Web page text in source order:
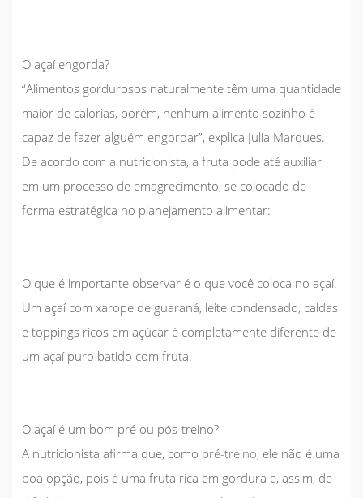
O açaí engorda?
“Alimentos gordurosos naturalmente têm uma quantidade
maior de calorias, porém, nenhum alimento sozinho é
capaz de fazer alguém engordar”, explica Julia Marques.
De acordo com a nutricionista, a fruta pode até auxiliar
em um processo de emagrecimento, se colocado de
forma estratégica no planejamento alimentar:
O que é importante observar é o que você coloca no açaí.
Um açaí com xarope de guaraná, leite condensado, caldas
e toppings ricos em açúcar é completamente diferente de
um açaí puro batido com fruta.
O açaí é um bom pré ou pós-treino?
A nutricionista afirma que, como pré-treino, ele não é uma
boa opção, pois é uma fruta rica em gordura e, assim, de